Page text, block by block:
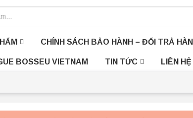
CHÍNH SÁCH BẢO HÀNH – ĐỔI TRẢ
BOSSEU VIETNAM TIN TỨC LIÊN HỆ